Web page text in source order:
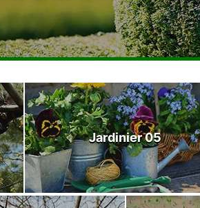
Jardinier 05